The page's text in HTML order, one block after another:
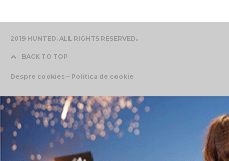
2019 HUNTED. ALL RIGHTS RESERVED.
BACK TO TOP
Despre cookies – Politica de cookie